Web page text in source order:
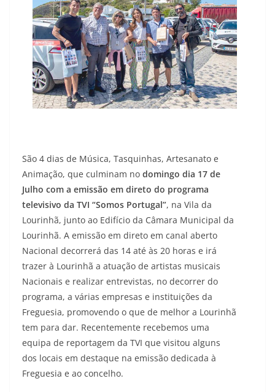
São 4 dias de Música, Tasquinhas, Artesanato e
Animação, que culminam no domingo dia 17 de
Julho com a emissão em direto do programa
televisivo da TVI “Somos Portugal”, na Vila da
Lourinhã, junto ao Edifício da Câmara Municipal da
Lourinhã. A emissão em direto em canal aberto
Nacional decorrerá das 14 até às 20 horas e irá
trazer à Lourinhã a atuação de artistas musicais
Nacionais e realizar entrevistas, no decorrer do
programa, a várias empresas e instituições da
Freguesia, promovendo o que de melhor a Lourinhã
tem para dar. Recentemente recebemos uma
equipa de reportagem da TVI que visitou alguns
dos locais em destaque na emissão dedicada à
Freguesia e ao concelho.